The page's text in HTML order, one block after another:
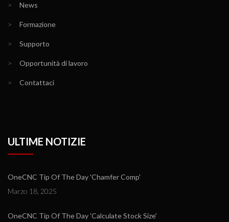
> News
> Formazione
> Supporto
> Opportunità di lavoro
> Contattaci
ULTIME NOTIZIE
OneCNC Tip Of The Day 'Chamfer Comp'
Marzo 18, 2025
OneCNC Tip Of The Day 'Calculate Stock Size'